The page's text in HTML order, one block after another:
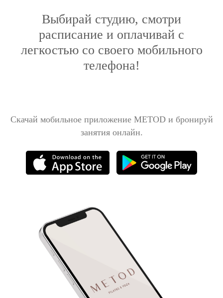
Выбирай студию, смотри
расписание и оплачивай с
легкостью со своего мобильного
телефона!
Скачай мобильное приложение METOD и бронируй
занятия онлайн.